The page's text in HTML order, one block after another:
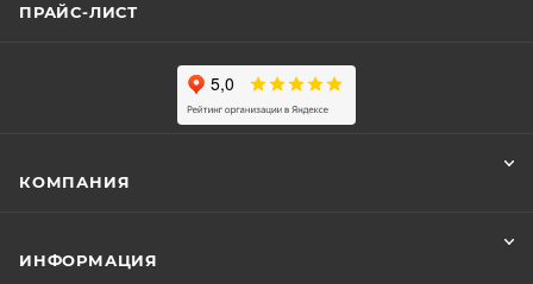
ПРАЙС-ЛИСТ
КОМПАНИЯ
ИНФОРМАЦИЯ